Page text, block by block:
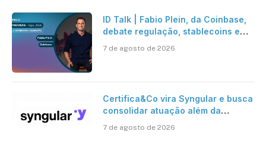
ID Talk | Fabio Plein, da Coinbase,
debate regulação, stablecoins e
7 de agosto de 2026
Certifica&Co vira Syngular e busca
consolidar atuação além da
7 de agosto de 2026